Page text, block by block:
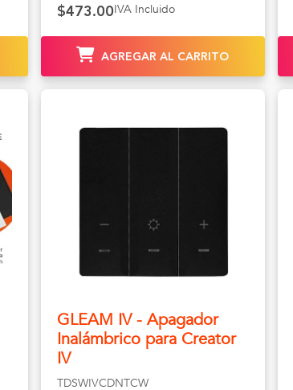
$473.00IVA Incluido
AGREGAR AL CARRITO
GLEAM IV - Apagador
Inalámbrico para Creator
IV
TDSWIVCDNTCW